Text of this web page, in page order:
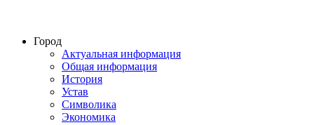
Город
Актуальная информация
Общая информация
История
Устав
Символика
Экономика